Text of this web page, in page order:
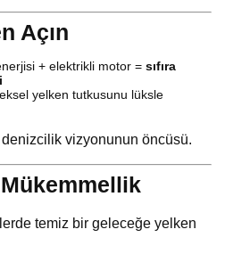
Açın
+ elektrikli motor = sıfıra
yelken tutkusunu lüksle
vizyonunun öncüsü.
temiz bir geleceğe yelken